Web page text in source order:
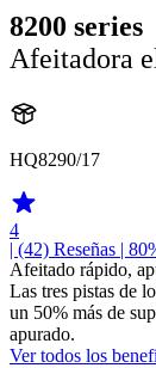
8200 series
Afeitadora
HQ8290/17
4
| (42) Reseñas |
Afeitado rápido,
Las tres pistas de
un 50% más de
apurado.
Ver todos los